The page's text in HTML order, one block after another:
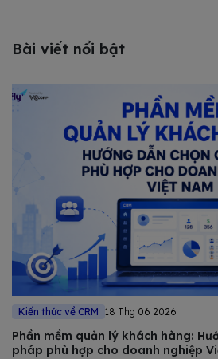
Bài viết nổi bật
Kiến thức về CRM 18 Thg 06 2026
Phần mềm quản lý khách hàng:
pháp phù hợp cho doanh nghiệp